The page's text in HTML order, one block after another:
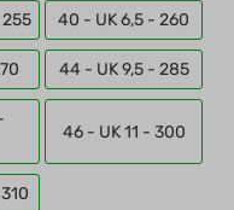
255 40 - UK 6,5 - 260
44 - UK 9,5 - 285
46 - UK 11 - 300